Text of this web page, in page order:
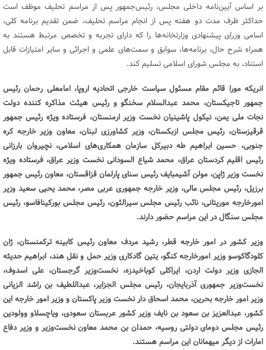
بر اساس آیین‌نامه داخلی مجلس، رئیس‌جمهور پس از مراسم تحلیف موظف است
حداکثر ظرف مدت دو هفته پس از انجام مراسم تحلیف، ضمن تقدیم برنامه کلی،
اسامی وزرای پیشنهادی وزارتخانه‌ها را که دارای تجربه و تخصص مرتبط هستند به
همراه شرح حال، برنامه‌ها، سوابق و سمت‌های علمی و اجرائی و سایر امتیازات قابل
استناد، به مجلس شورای اسلامی تسلیم کند.
انریکه مورا قائم مقام مسئول سیاست خارجی اتحادیه اروپا، امامعلی رحمان رئیس
جمهور تاجیکستان، محمد عبدالسلام سخنگو و رئیس هیئت مذاکره کننده دولت
نجات ملی یمن، نیکول پاشینیان نخست وزیر ارمنستان، فرستاده ویژه رئیس جمهور
قرقیزستان، رئیس مجلس ازبکستان، وزیر کشاورزی لبنان، معاون وزیر خارجه کره
جنوبی، حسین ابراهیم طه دبیرکل سازمان همکاری‌های اسلامی، نچیروان بارزانی
رئیس اقلیم کردستان عراق، محمد شیاع السودانی نخست وزیر عراق، فرستاده ویژه
نخست وزیر ژاپن، مولن آشیمبایف رئیس سنای پارلمان قزاقستان، معاون رئیس جمهور
برزیل، رئیس مجلس مالی، وزیر خارجه جمهوری عربی مصر، محمد یحیی سعید وزیر
امورخارجه موریتانی، نائب رئیس مجلس سیرالئون، رئیس مجلس بورکینافاسو، رئیس
مجلس سنگال در این مراسم حضور دارند.
وزیر کشور در امور خارجه قطر، رشید مردف معاون رئیس کابینه ترکمنستان، ژان
کلودگاکوسو وزیر امورخارجه کنگو، یتین گادکاری وزیر حمل و نقل هند، ابراهیم حدیثه
الجازی وزیر دولت اردن، ایراکلی کوباخیدزه، نخست‌وزیر گرجستان، علی اسدوف،
نخست‌وزیر جمهوری آذربایجان، رئیس مجلس الجزایر، عبداللطیف بن راشد الزیانی‌
وزیر امور خارجه بحرین، محمد اسحاق دار نخست وزیر پاکستان و وزیر امور خارجه این
کشور، عبدالعزیز بن سعود بن نایف وزیر کشور عربستان سعودی، ویاچسلاو وولودین
رئیس مجلس دومای دولتی روسیه، حمدان بن محمد معاون نخست‌وزیر و وزیر دفاع
امارات از دیگر میهمانان این مراسم هستند.